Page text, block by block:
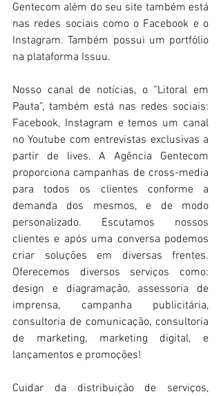
Gentecom além do seu site também está
nas redes sociais como o Facebook e o
Instagram. Também possui um portfólio
na plataforma Issuu.
Nosso canal de notícias, o “Litoral em
Pauta”, também está nas redes sociais:
Facebook, Instagram e temos um canal
no Youtube com entrevistas exclusivas a
partir de lives. A Agência Gentecom
proporciona campanhas de cross-media
para todos os clientes conforme a
demanda dos mesmos, e de modo
personalizado. Escutamos nossos
clientes e após uma conversa podemos
criar soluções em diversas frentes.
Oferecemos diversos serviços como:
design e diagramação, assessoria de
imprensa, campanha publicitária,
consultoria de comunicação, consultoria
de marketing, marketing digital, e
lançamentos e promoções!
Cuidar da distribuição de serviços,